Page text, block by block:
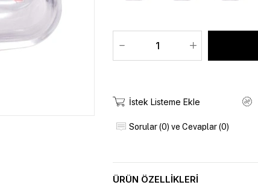
İstek Listeme Ekle
Sorular (0) ve Cevaplar (0)
ÜRÜN ÖZELLIKLERI